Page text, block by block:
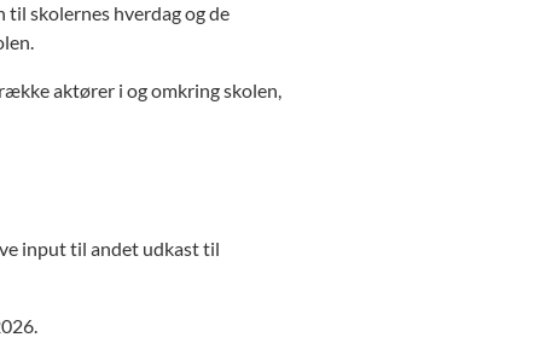
skolernes hverdag og de
aktører i og omkring skolen,
input til andet udkast til